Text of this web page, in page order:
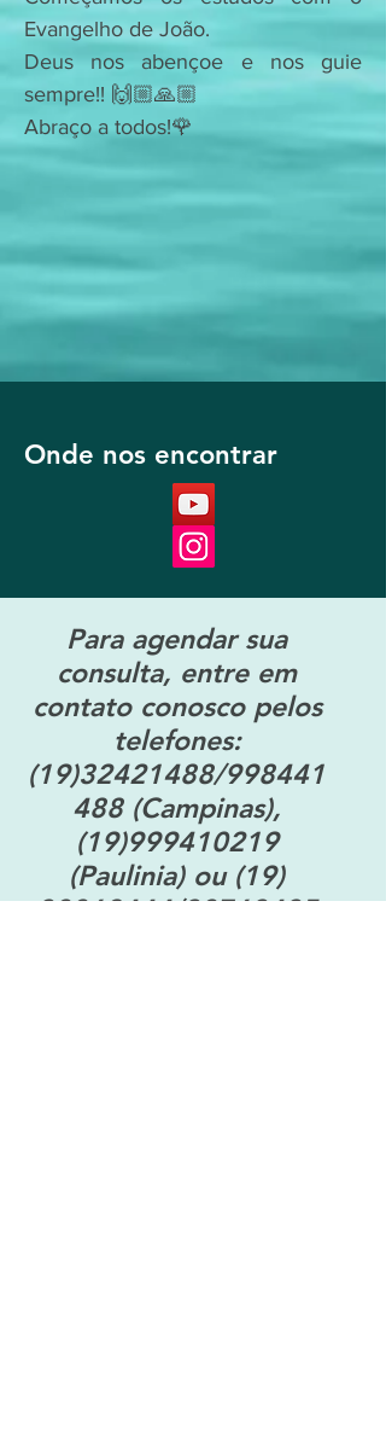
Evangelho de João.
Deus nos abençoe e nos guie
sempre!! 🙌🏼🙏🏼
Abraço a todos!🌹
Onde nos encontrar
Para agendar sua
consulta, entre em
contato conosco pelos
telefones:
(19)32421488/998441
488 (Campinas),
(19)999410219
(Paulinia) ou (19)
38862444/38763435